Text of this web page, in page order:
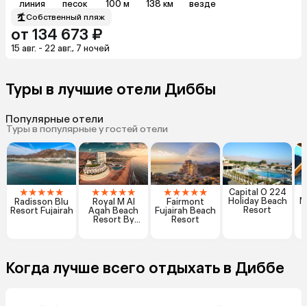
линия песок 100 м 138 км везде
Собственный пляж
от 134 673 ₽
15 авг. - 22 авг., 7 ночей
Туры в лучшие отели Диббы
Популярные отели
Туры в популярные у гостей отели
★★★★★
Radisson Blu
Resort Fujairah
★★★★★
Royal M Al
Aqah Beach
Resort By
★★★★★
Fairmont
Fujairah Beach
Resort
Capital O 224
Holiday Beach
Resort
Когда лучше всего отдыхать в Диббе